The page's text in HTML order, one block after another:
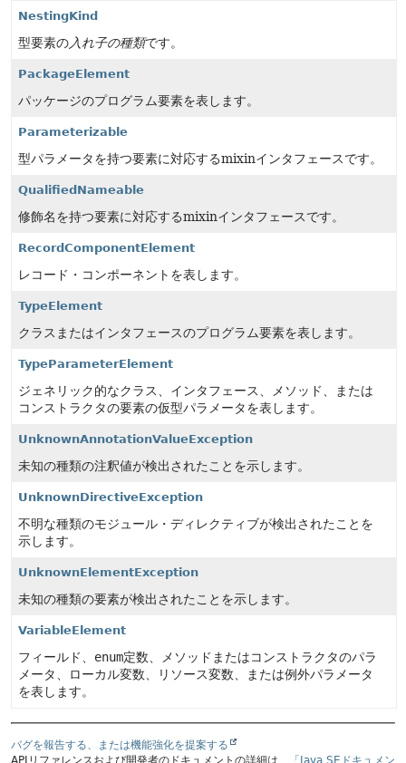
NestingKind
型要素の入れ子の種類です。
PackageElement
パッケージのプログラム要素を表します。
Parameterizable
型パラメータを持つ要素に対応するmixinインタフェースです。
QualifiedNameable
修飾名を持つ要素に対応するmixinインタフェースです。
RecordComponentElement
レコード・コンポーネントを表します。
TypeElement
クラスまたはインタフェースのプログラム要素を表します。
TypeParameterElement
ジェネリック的なクラス、インタフェース、メソッド、または
コンストラクタの要素の仮型パラメータを表します。
UnknownAnnotationValueException
未知の種類の注釈値が検出されたことを示します。
UnknownDirectiveException
不明な種類のモジュール・ディレクティブが検出されたことを
示します。
UnknownElementException
未知の種類の要素が検出されたことを示します。
VariableElement
フィールド、 enum定数、メソッドまたはコンストラクタのパラ
メータ、ローカル変数、リソース変数、または例外パラメータ
を表します。
バグを報告する、または機能強化を提案する
APIリファレンスおよび開発者のドキュメントの詳細は、
「Java SEドキュメン